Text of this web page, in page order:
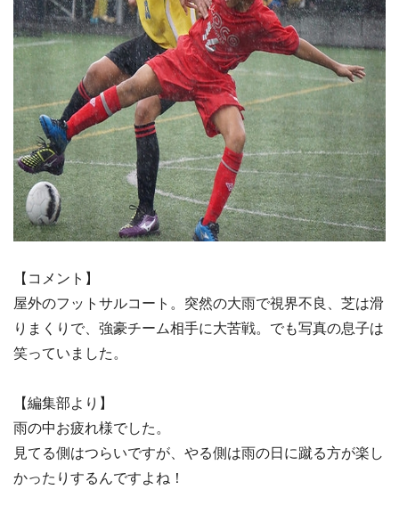
【コメント】
屋外のフットサルコート。突然の大雨で視界不良、芝は滑
りまくりで、強豪チーム相手に大苦戦。でも写真の息子は
笑っていました。
【編集部より】
雨の中お疲れ様でした。
見てる側はつらいですが、やる側は雨の日に蹴る方が楽し
かったりするんですよね！